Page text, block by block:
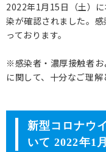
2022年1月15日（土）
染が確認されました。
っております。
※感染者・濃厚接触者
に関して、十分なご理解
新型コロナウ
いて 2022年1